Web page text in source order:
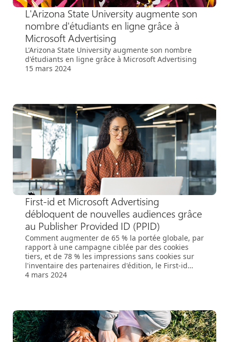
L'Arizona State University augmente son
nombre d'étudiants en ligne grâce à
Microsoft Advertising
L'Arizona State University augmente son nombre
d'étudiants en ligne grâce à Microsoft Advertising
15 mars 2024
First-id et Microsoft Advertising
débloquent de nouvelles audiences grâce
au Publisher Provided ID (PPID)
Comment augmenter de 65 % la portée globale, par
rapport à une campagne ciblée par des cookies
tiers, et de 78 % les impressions sans cookies sur
l'inventaire des partenaires d'édition, le First-id
étant le seul identifiant déterministe sans cookies à
4 mars 2024